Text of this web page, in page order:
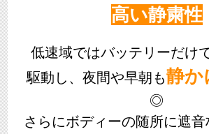
高い静粛性
低速域ではバッテリーだけ
駆動し、夜間や早朝も静か
◎
さらにボディーの随所に遮